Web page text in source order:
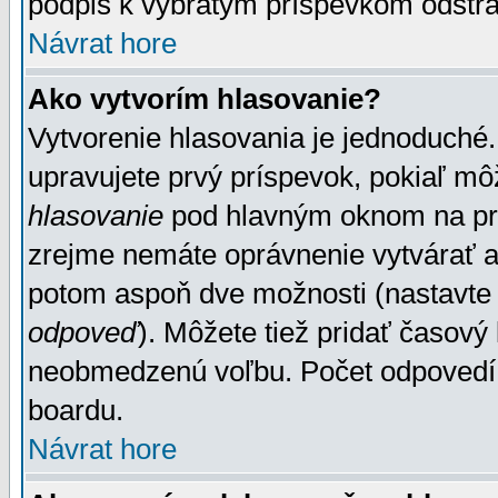
Návrat hore
Ako vytvorím hlasovanie?
Vytvorenie hlasovania je
upravujete prvý príspevok, pokiaľ
hlasovanie pod hlavným oknom na
zrejme nemáte oprávnenie vytvárať
potom aspoň dve možnosti
odpoveď). Môžete tiež pridať
neobmedzenú voľbu. Počet
boardu.
Návrat hore